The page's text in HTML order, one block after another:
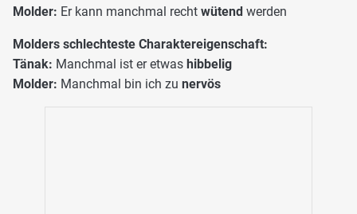
Molder: Er kann manchmal recht wütend werden
Molders schlechteste Charaktereigenschaft:
Tänak: Manchmal ist er etwas hibbelig
Molder: Manchmal bin ich zu nervös